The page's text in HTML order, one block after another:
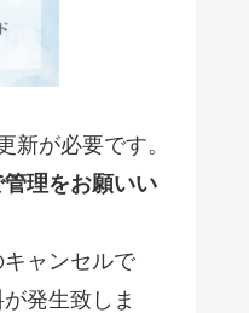
新が必要です。
理をお願いい
ャンセルで
発生致しま